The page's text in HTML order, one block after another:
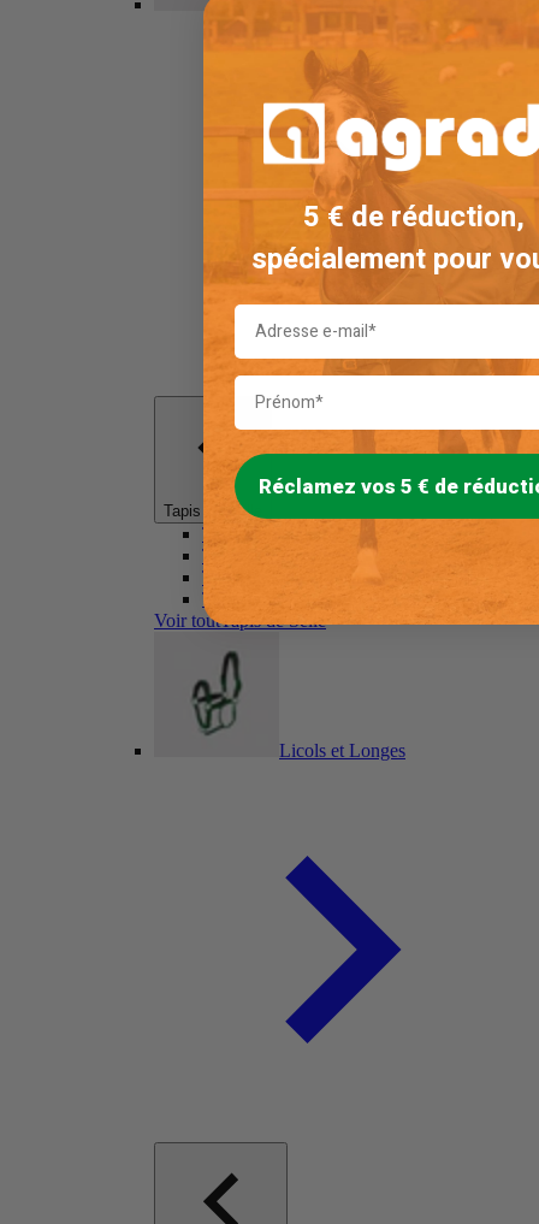
Tapis de Selle
Tapis de Selle Dressage
Tapis de Selle de Saut
Tapis de Selle Polyvalent
Tapis pour Selles sans Arçons
Voir toutTapis de Selle
Licols et Longes
5 € de réduction,
spécialement pour
Réclamez vos 5 € de